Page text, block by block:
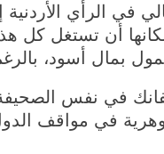
في الرأي
أن تستغل كل
يمول بمال أسود،
في نفس
في مواقف